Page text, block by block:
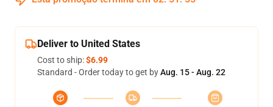
Deliver to United States
Cost to ship:$6.99
Standard - Order today to get byAug. 15 - Aug. 22